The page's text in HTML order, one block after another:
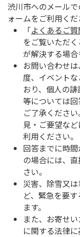
渋川市へのメール
ォームをご利用くだ
「よくあるご
をご覧いただ
が解決する場合
お問い合わせ
度、イベント
おり、個人の
等については
ご了承くださ
見・ご要望な
利用ください。
回答までに時
の場合には、
さい。
災害、除雪又
ど、緊急を要
ます。
また、お寄せ
に関する法律に